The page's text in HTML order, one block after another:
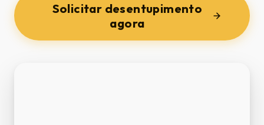
Solicitar desentupimento
agora